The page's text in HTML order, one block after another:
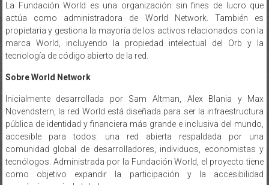
actúa como administradora de World Network. También es
propietaria y gestiona la mayoría de los activos relacionados con la
marca World, incluyendo la propiedad intelectual del Orb y la
tecnología de código abierto de la red.
Novendstern, la red World está diseñada para ser la infraestructura
pública de identidad y financiera más grande e inclusiva del mundo,
accesible para todos: una red abierta respaldada por una
comunidad global de desarrolladores, individuos, economistas y
tecnólogos. Administrada por la Fundación World, el proyecto tiene
como objetivo expandir la participación y la accesibilidad
económica a nivel global.